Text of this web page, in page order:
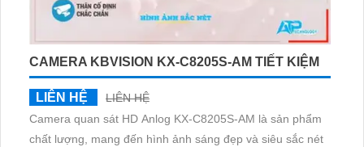
CAMERA KBVISION KX-C8205S-AM TIẾT KIỆM
LIÊN HỆ
LIÊN HỆ
Camera quan sát HD Anlog KX-C8205S-AM là sản phẩm
chất lượng, mang đến hình ảnh sáng đẹp và siêu sắc nét